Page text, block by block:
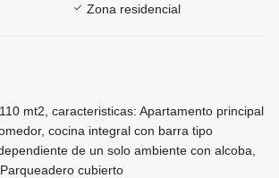
Zona residencial
mt2, caracteristicas: Apartamento principal
cocina integral con barra tipo
de un solo ambiente con alcoba,
cubierto